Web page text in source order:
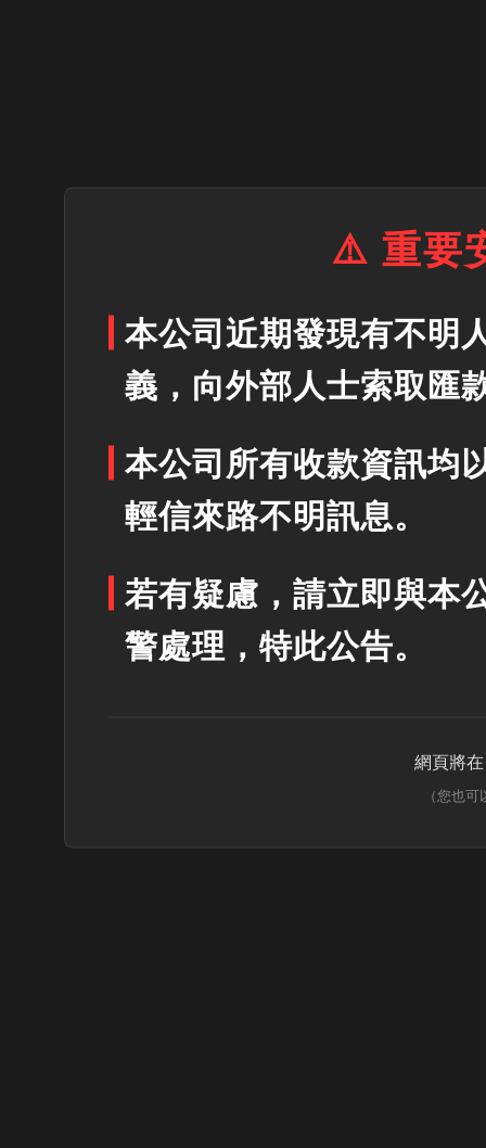
⚠️ 重要
本公司近期發現有不明
義，向外部人士索取匯
本公司所有收款資訊均
輕信來路不明訊息。
若有疑慮，請立即與本
警處理，特此公告。
網頁將
（您也